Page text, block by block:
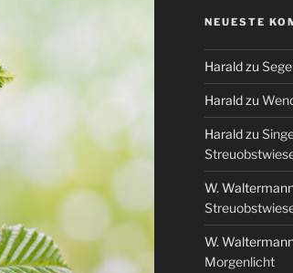
NEUESTE
Haraldzu
Haraldzu
Haraldzu
W.
W.
Morgenlicht